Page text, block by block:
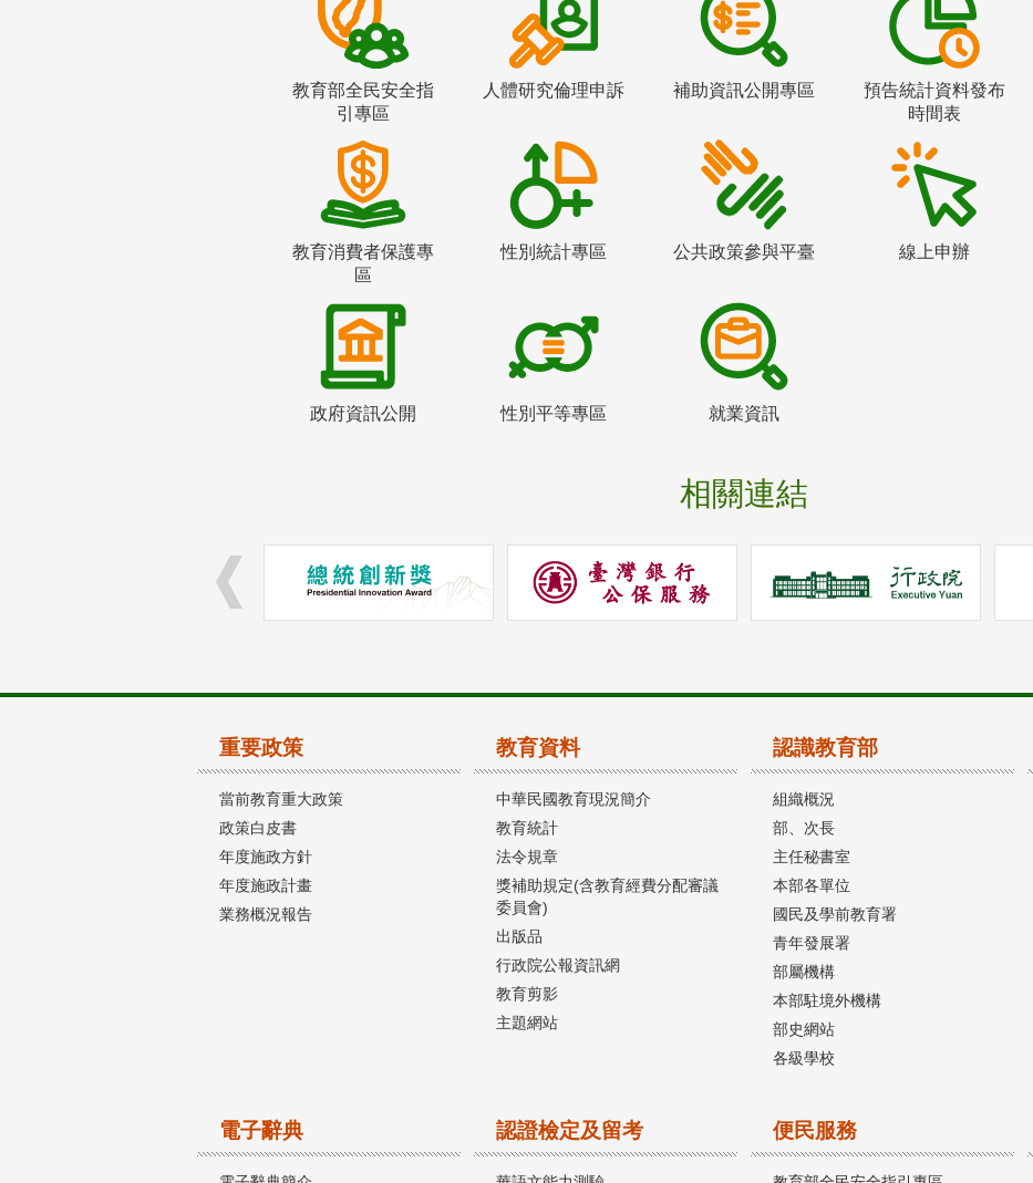
教育部全民安全指
引專區
人體研究倫理申訴 補助資訊公開專區
預告統計資料發布
時間表
教育消費者保護專
區
性別統計專區 公共政策參與平臺 線上申辦
政府資訊公開 性別平等專區 就業資訊
相關連結
重要政策
當前教育重大政策
政策白皮書
年度施政方針
年度施政計畫
業務概況報告
教育資料
中華民國教育現況簡介
教育統計
法令規章
獎補助規定(含教育經費分配審議
委員會)
出版品
行政院公報資訊網
教育剪影
主題網站
認識教育部
組織概況
部、次長
主任秘書室
本部各單位
國民及學前教育署
青年發展署
部屬機構
本部駐境外機構
部史網站
各級學校
電子辭典 認證檢定及留考 便民服務